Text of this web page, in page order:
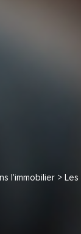
l'immobilier >